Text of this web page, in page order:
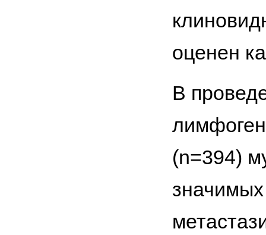
оценен
В
(n=394)